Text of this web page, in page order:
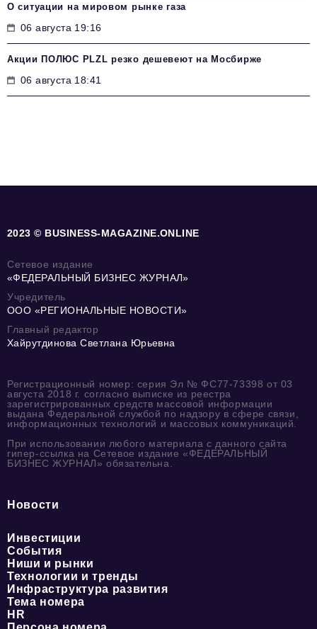
О ситуации на мировом рынке газа
06 августа 19:16
Акции ПОЛЮС PLZL резко дешевеют на Мосбирже
06 августа 18:41
2023 © BUSINESS-MAGAZINE.ONLINE
Сетевое издание
«ФЕДЕРАЛЬНЫЙ БИЗНЕС ЖУРНАЛ»
Учредитель
ООО «РЕГИОНАЛЬНЫЕ НОВОСТИ»
Главный редактор
Хайрутдинова Светлана Юрьевна
Регистрационный номер: серия Эл № ФС77-73398 от 03
августа 2018 г. согласно выписке из реестра
зарегистрированных средств массовой информации
выдана Федеральной службой по надзору в сфере связи,
информационных технологий и массовых коммуникаций.
При использовании любого материала с данного сайта
гипер-ссылка на Сетевое издание «ФЕДЕРАЛЬНЫЙ
БИЗНЕС ЖУРНАЛ» обязательна.
Новости
Инвестиции
События
Ниши и рынки
Технологии и тренды
Инфраструктура развития
Тема номера
HR